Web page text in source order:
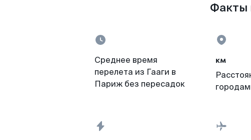
Факты
Среднее время
перелета из Гааги в
Париж без пересадок
км